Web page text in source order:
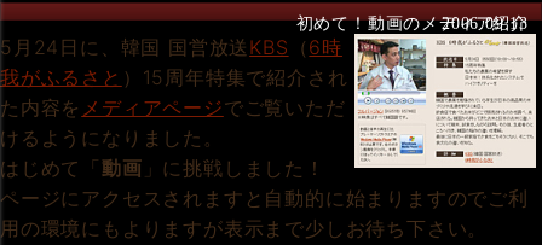
初めて！動画のメディア紹介
2006.09.13
5月24日に、韓国 国営放送 KBS （ 6時
我がふるさと ）15周年特集で紹介され
た内容を メディアページでご覧いただ
けるようになりました。
はじめて「動画 」に挑戦しました！
ページにアクセスされますと自動的に始まりますのでご利
用の環境にもよりますが表示まで少しお待ち下さい。